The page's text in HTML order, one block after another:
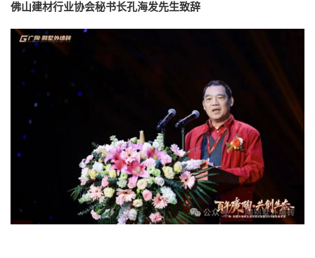
佛山建材行业协会秘书长孔海发先生致辞